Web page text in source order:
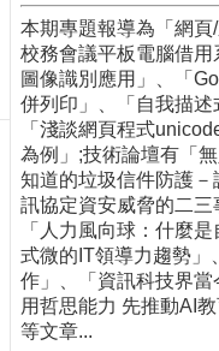
首
頁
聯
絡
資
訊
訂
閱/
取
消
網
站
導
本期專題報導為「網
校務會議平板電腦借
圖像識別應用」、「
併列印」、「自我描
「淺談網頁程式
為例」;技術論壇有「
知道的垃圾信件防護
訊協定資安威脅的二
「人力風向球：什麼
式微的IT領導力趨勢」
作」、「資訊科技界
用哲思能力 先推動AI
等文章...